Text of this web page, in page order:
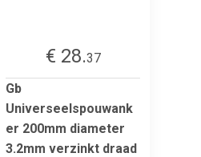
€ 28.37
Gb
Universeelspouwank
er 200mm diameter
3.2mm verzinkt draad